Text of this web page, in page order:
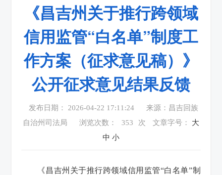
《昌吉州关于推行跨领域
信用监管“白名单”制度工
作方案（征求意见稿）》
公开征求意见结果反馈
发布日期： 2026-04-22 17:11:24
来源：昌吉回族
自治州司法局
浏览次数： 353 次 文章字号： 大
中 小
《昌吉州关于推行跨领域信用监管“白名单”制